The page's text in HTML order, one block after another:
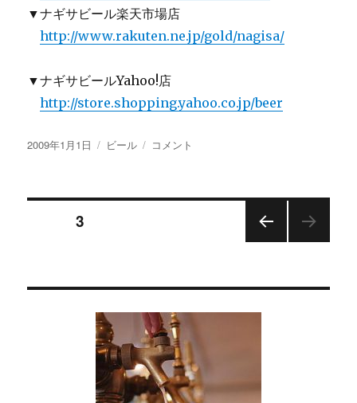
▼ナギサビール楽天市場店
http://www.rakuten.ne.jp/gold/nagisa/
▼ナギサビールYahoo!店
http://store.shopping.yahoo.co.jp/beer
投
2009年1月1日
カ
リ
ビール
【画
り】
元
旦
に
あ
り・・
＾
＾
コメント
の
ページ3